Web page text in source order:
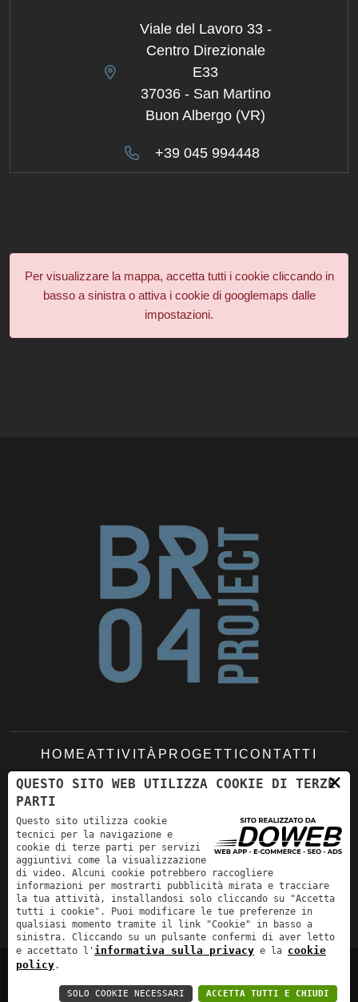
+39 045 994448
Viale del Lavoro 33 -
Centro Direzionale
E33
37036 - San Martino
Buon Albergo (VR)
Per visualizzare la mappa, accetta tutti i cookie cliccando in
basso a sinistra o attiva i cookie di googlemaps dalle
impostazioni.
HOME ATTIVITÀ PROGETTI CONTATTI
Viale del Lavoro 33 - Centro Direzionale E33
37036 - San Martino Buon Albergo (VR)
studio@br04project.it+39 045 994448
×
QUESTO SITO WEB UTILIZZA COOKIE DI TERZE
PARTI
Questo sito utilizza cookie
tecnici per la navigazione e
cookie di terze parti per servizi
aggiuntivi come la visualizzazione
di video. Alcuni cookie potrebbero raccogliere
informazioni per mostrarti pubblicità mirata e tracciare
la tua attività, installandosi solo cliccando su "Accetta
tutti i cookie". Puoi modificare le tue preferenze in
qualsiasi momento tramite il link "Cookie" in basso a
sinistra. Cliccando su un pulsante confermi di aver letto
e accettato l' informativa sulla privacy e la cookie
policy.
ACCETTA TUTTI E CHIUDI
SOLO COOKIE NECESSARI